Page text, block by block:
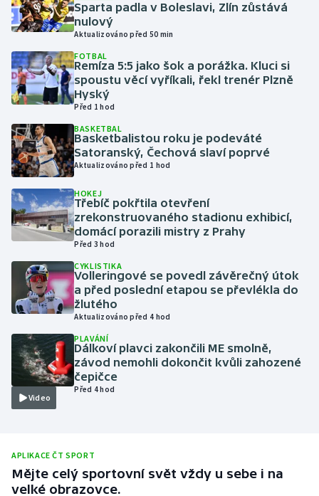
Házená
Jezdectví
Judo
Lezení
Lyže a snowboard
Moderní pětiboj
Olympijské hry
Parasport
Plavání
Plážový volejbal
Rychlobruslení
Sparta padla v Boleslavi, Zlín zůstává
nulový
Aktualizováno před 50 min
FOTBAL
Remíza 5:5 jako šok a porážka. Kluci si
spoustu věcí vyříkali, řekl trenér Plzně
Hyský
Před 1 hod
BASKETBAL
Basketbalistou roku je podeváté
Satoranský, Čechová slaví poprvé
Aktualizováno před 1 hod
HOKEJ
Třebíč pokřtila otevření
zrekonstruovaného stadionu exhibicí,
domácí porazili mistry z Prahy
Před 3 hod
CYKLISTIKA
Volleringové se povedl závěrečný útok
a před poslední etapou se převlékla do
žlutého
Aktualizováno před 4 hod
Video
PLAVÁNÍ
Dálkoví plavci zakončili ME smolně,
závod nemohli dokončit kvůli zahozené
čepičce
Před 4 hod
APLIKACE ČT SPORT
Mějte celý sportovní svět vždy u sebe i na
velké obrazovce.